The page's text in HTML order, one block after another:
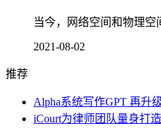
当今，网络空间和物理
2021-08-02
推荐
Alpha系统写作GPT 再升
iCourt为律师团队量身打